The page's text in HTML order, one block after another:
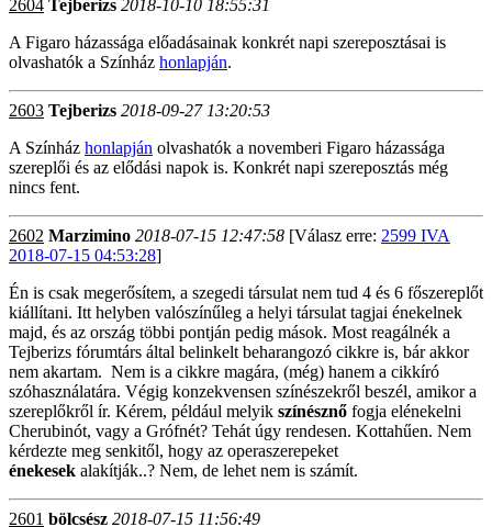
2604 Tejberizs 2018-10-10 18:55:31
A Figaro házassága előadásainak konkrét napi szereposztásai is
olvashatók a Színház honlapján.
2603 Tejberizs 2018-09-27 13:20:53
A Színház honlapján olvashatók a novemberi Figaro házassága
szereplői és az elődási napok is. Konkrét napi szereposztás még
nincs fent.
2602 Marzimino 2018-07-15 12:47:58 [Válasz erre: 2599 IVA
2018-07-15 04:53:28]
Én is csak megerősítem, a szegedi társulat nem tud 4 és 6 főszereplőt
kiállítani. Itt helyben valószínűleg a helyi társulat tagjai énekelnek
majd, és az ország többi pontján pedig mások. Most reagálnék a
Tejberizs fórumtárs által belinkelt beharangozó cikkre is, bár akkor
nem akartam. Nem is a cikkre magára, (még) hanem a cikkíró
szóhasználatára. Végig konzekvensen színészekről beszél, amikor a
szereplőkről ír. Kérem, például melyik színésznő fogja elénekelni
Cherubinót, vagy a Grófnét? Tehát úgy rendesen. Kottahűen. Nem
kérdezte meg senkitől, hogy az operaszerepeket
énekesek alakítják..? Nem, de lehet nem is számít.
2601 bölcsész 2018-07-15 11:56:49